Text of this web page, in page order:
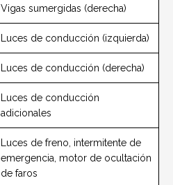
Vigas sumergidas (derecha)
Luces de conducción (izquierda)
Luces de conducción (derecha)
Luces de conducción
adicionales
Luces de freno, intermitente de
emergencia, motor de ocultación
de faros